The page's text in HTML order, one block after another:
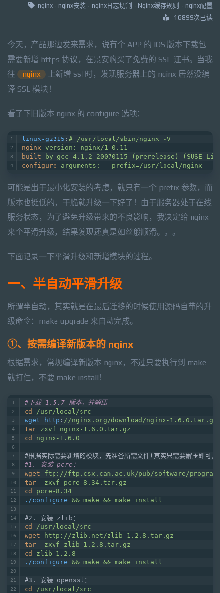
nginx · nginx安装 · nginx日志切割 · Nginx缓存规则 · nginx配置
16899次已读
今天，产品那边发来需求，说有个 APP 的 IOS 版本下载包
需要新增 https 协议，在景安购买了免费的 SSL 证书。当我
往
nginx
上新增 ssl 时，发现服务器上的 nginx 居然没编
译 SSL 模块！
看了下旧版本 nginx 的 configure 选项：
linux-gz215 : # /usr/local/sbin/nginx -V
nginx version: nginx/1.0.11
built
by gcc 4.1.2 20070115 (prerelease) (SUSE
configure
arguments: --prefix=/usr/local/nginx
可能是出于最小化安装的考虑，就只有一个 prefix 参数，而
版本也挺低的，干脆就升级一下好了！由于服务器处于在线
服务状态，为了避免升级带来的不良影响，我决定给 nginx
来个平滑升级，结果发现还真是如丝般顺滑。。。
下面记录一下平滑升级和新增模块的过程。
一、半自动平滑升级
所谓半自动，其实就是在最后迁移的时候使用源码自带的升
级命令：make upgrade 来自动完成。
①、按需编译新版本的 nginx
根据需求，常规编译新版本 nginx，不过只要执行到 make
就打住，不要 make install！
#下载 1.5.7 版本，并解压
cd
/usr/local/src
wget http : //nginx.org/download/nginx-1.6.0.tar.gz
tar zxvf nginx-1.6.0.tar.gz
cd
nginx-1.6.0
#根据实际需要新增的模块，先准备所需文件(其实只需要解压即可
#1. 安装 pcre：
wget
ftp://ftp.csx.cam.ac.uk/pub/software/
tar
-zxvf pcre-8.34.tar.gz
cd
pcre-8.34
./configure && make && make install
#2. 安装 zlib：
cd
/usr/local/src
wget
http://zlib.net/zlib-1.2.8.tar.gz
tar
-zxvf zlib-1.2.8.tar.gz
cd
zlib-1.2.8
./configure && make && make install
#3. 安装 openssl：
cd
/usr/local/src